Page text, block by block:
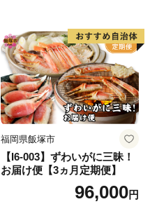
福岡県飯塚市
【I6-003】ずわいがに三昧！
お届け便【3ヵ月定期便】
96,000円